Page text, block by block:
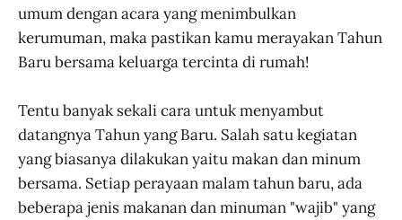
umum dengan acara yang menimbulkan
kerumuman, maka pastikan kamu merayakan Tahun
Baru bersama keluarga tercinta di rumah!
Tentu banyak sekali cara untuk menyambut
datangnya Tahun yang Baru. Salah satu kegiatan
yang biasanya dilakukan yaitu makan dan minum
bersama. Setiap perayaan malam tahun baru, ada
beberapa jenis makanan dan minuman "wajib" yang